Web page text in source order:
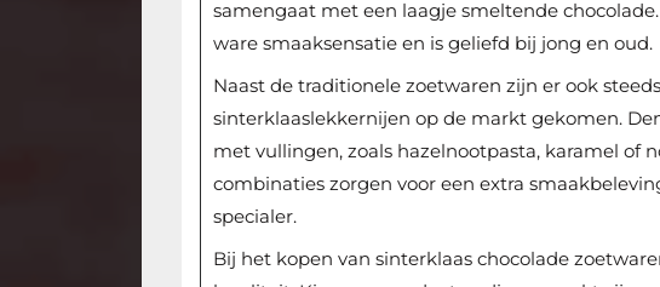
samengaat met een laagje smeltende
ware smaaksensatie en is geliefd bij jong en oud.
Naast de traditionele zoetwaren zijn er ook
sinterklaaslekkernijen op de markt gekomen.
met vullingen, zoals hazelnootpasta, karamel of
combinaties zorgen voor een extra
specialer.
Bij het kopen van sinterklaas chocolade